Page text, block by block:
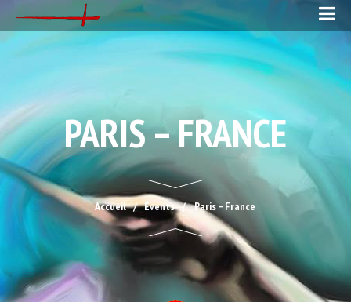
PARIS – FRANCE
Accueil Events Paris – France